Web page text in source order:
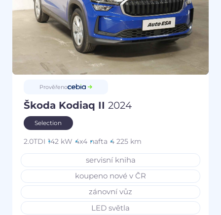
Prověřeno
Škoda Kodiaq II 2024
Selection
2.0TDI 142 kW 4x4 nafta 4 225 km
servisní kniha
koupeno nové v ČR
zánovní vůz
LED světla